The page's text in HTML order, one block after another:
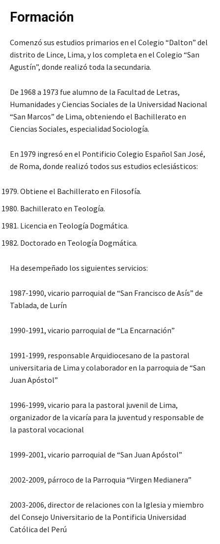
Formación
Comenzó sus estudios primarios en el Colegio “Dalton” del
distrito de Lince, Lima, y los completa en el Colegio “San
Agustín”, donde realizó toda la secundaria.
De 1968 a 1973 fue alumno de la Facultad de Letras,
Humanidades y Ciencias Sociales de la Universidad Nacional
“San Marcos” de Lima, obteniendo el Bachillerato en
Ciencias Sociales, especialidad Sociología.
En 1979 ingresó en el Pontificio Colegio Español San José,
de Roma, donde realizó todos sus estudios eclesiásticos:
Obtiene el Bachillerato en Filosofía.
Bachillerato en Teología.
Licencia en Teología Dogmática.
Doctorado en Teología Dogmática.
Ha desempeñado los siguientes servicios:
1987-1990, vicario parroquial de “San Francisco de Asís” de
Tablada, de Lurín
1990-1991, vicario parroquial de “La Encarnación”
1991-1999, responsable Arquidiocesano de la pastoral
universitaria de Lima y colaborador en la parroquia de “San
Juan Apóstol”
1996-1999, vicario para la pastoral juvenil de Lima,
organizador de la vicaría para la juventud y responsable de
la pastoral vocacional
1999-2001, vicario parroquial de “San Juan Apóstol”
2002-2009, párroco de la Parroquia “Virgen Medianera”
2003-2006, director de relaciones con la Iglesia y miembro
del Consejo Universitario de la Pontificia Universidad
Católica del Perú